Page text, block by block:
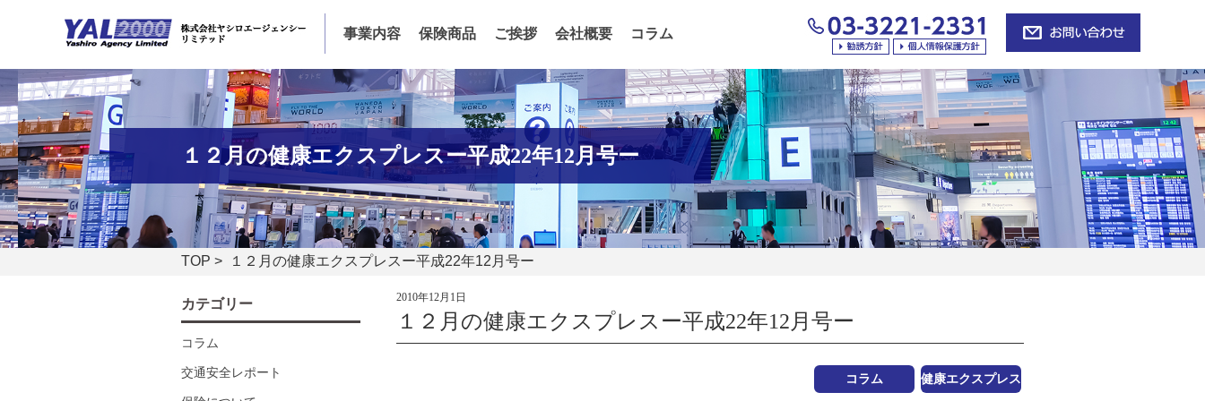
事業内容 保険商品 ご挨拶 会社概要 コラム
１２月の健康エクスプレスー平成22年12月号ー
TOP > １２月の健康エクスプレスー平成22年12月号ー
2010年12月1日
１２月の健康エクスプレスー平成22年12月号ー
コラム 健康エクスプレス
カテゴリー
コラム
交通安全レポート